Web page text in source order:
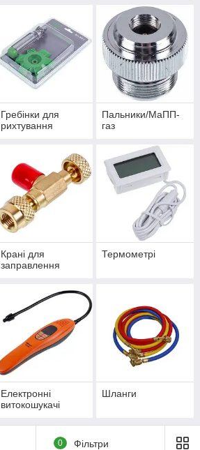
Гребінки для
рихтування
Пальники/МаПП-
газ
Крані для
заправлення
Термометрі
Електронні
витокошукачі
Шланги
0 Фільтри